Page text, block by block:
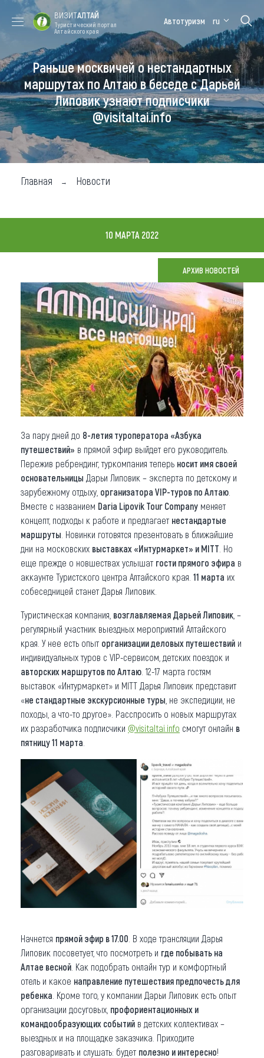
Форум VISIT
ALTAI
Цветение
маральника
Медицинский
форум
Алтайская
зимовка
Туры
Где побывать
Чем заняться
Где остановиться
Что привезти (сувениры)
О регионе
Коллекция впечатлений
Другие рубрики
ВИЗИТАЛТАЙ
Туристический портал
Алтайского края
Автотуризм ru
Раньше москвичей о нестандартных
маршрутах по Алтаю в беседе с Дарьей
Липовик узнают подписчики
@visitaltai.info
Главная Новости
10 МАРТА 2022
АРХИВ НОВОСТЕЙ
За пару дней до 8-летия туроператора «Азбука
путешествий» в прямой эфир выйдет его руководитель.
Пережив ребрендинг, туркомпания теперь носит имя своей
основательницы Дарьи Липовик – эксперта по детскому и
зарубежному отдыху, организатора VIP-туров по Алтаю
Вместе с названием Daria Lipovik Tour Company меняет
концепт, подходы к работе и предлагает нестандартые
маршруты . Новинки готовятся презентовать в ближайшие
дни на московских выставках «Интурмаркет» и MITT . Но
еще прежде о новшествах услышат гости прямого эфира в
аккаунте Туристского центра Алтайского края. 11 марта их
собеседницей станет Дарья Липовик.
Туристическая компания, возглавляемая Дарьей Липовик , –
регулярный участник выездных мероприятий Алтайского
края. У нее есть опыт организации деловых путешествий и
индивидуальных туров с VIP-сервисом, детских поездок и
авторских маршрутов по Алтаю . 12-17 марта гостям
выставок «Интурмаркет» и MITT Дарья Липовик представит
«не стандартные экскурсионные туры , не экспедиции, не
походы, а что-то другое». Расспросить о новых маршрутах
их разработчика подписчики @visitaltai.info смогут онлайн в
пятницу 11 марта
Начнется прямой эфир в 17.00 . В ходе трансляции Дарья
Липовик посоветует, что посмотреть и где побывать на
Алтае весной . Как подобрать онлайн тур и комфортный
отель и какое направление путешествия предпочесть для
ребенка . Кроме того, у компании Дарьи Липовик есть опыт
организации досуговых, профориентационных и
командообразующих событий в детских коллективах –
выездных и на площадке заказчика. Приходите
разговаривать и слушать: будет полезно и интересно!